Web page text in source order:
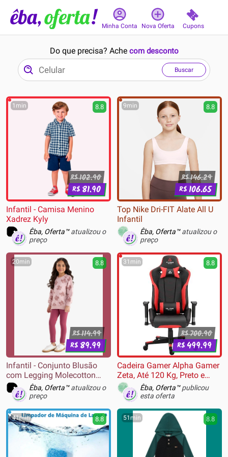
Minha Conta Nova Oferta Cupons
Do que precisa? Ache com desconto
Buscar
1min 8.8
R$102.90
R$ 81.90
Infantil - Camisa Menino
Xadrez Kyly
Êba, Oferta™atualizou o
preço
9min 8.8
R$146.29
R$106.65
Top Nike Dri-FIT Alate All U
Infantil
Êba, Oferta™atualizou o
preço
20min 8.8
R$114.99
R$ 89.99
Infantil - Conjunto Blusão
com Legging Molecotton
Rovi RosaÊba, Oferta™atualizou o
preço
31min 8.8
R$700.90
R$499.99
Cadeira Gamer Alpha Gamer
Zeta, Até 120 Kg, Preto e
Vermelho - AGZETA-BK-R
Êba, Oferta™publicou
esta oferta
41min 8.8 51min 8.8